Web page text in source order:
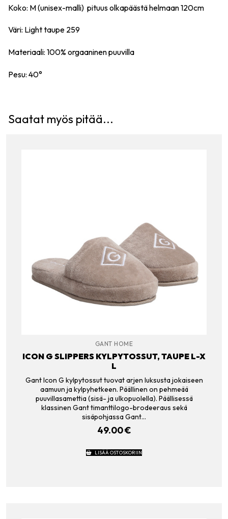
Koko: M (unisex-malli) pituus olkapäästä helmaan 120cm
Väri: Light taupe 259
Materiaali: 100% orgaaninen puuvilla
Pesu: 40°
Saatat myös pitää...
GANT HOME
ICON G SLIPPERS KYLPYTOSSUT, TAUPE L-X
L
Gant Icon G kylpytossut tuovat arjen luksusta jokaiseen
aamuun ja kylpyhetkeen. Päällinen on pehmeää
puuvillasamettia (sisä- ja ulkopuolella). Päällisessä
klassinen Gant timanttilogo-brodeeraus sekä
sisäpohjassa Gant…
49.00€
LISÄÄ OSTOSKORIIN